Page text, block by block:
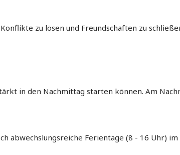
zu lösen und Freundschaften zu
in den Nachmittag starten können. Am
abwechslungsreiche Ferientage (8 - 16 Uhr) im